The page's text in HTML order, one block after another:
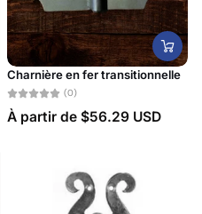
Charnière en fer transitionnelle
(0)
À partir de $56.29 USD